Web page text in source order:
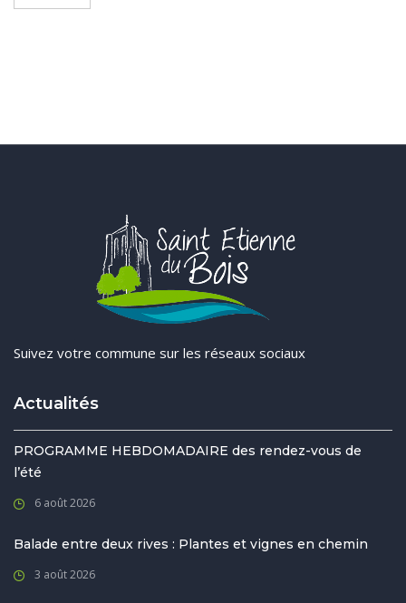
Suivez votre commune sur les réseaux sociaux
Actualités
PROGRAMME HEBDOMADAIRE des rendez-vous de
l’été
6 août 2026
Balade entre deux rives : Plantes et vignes en chemin
3 août 2026